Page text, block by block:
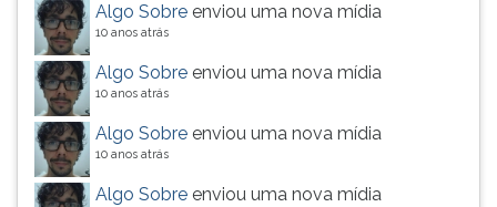
Algo Sobre enviou uma nova mídia
10 anos atrás
Algo Sobre enviou uma nova mídia
10 anos atrás
Algo Sobre enviou uma nova mídia
10 anos atrás
Algo Sobre enviou uma nova mídia